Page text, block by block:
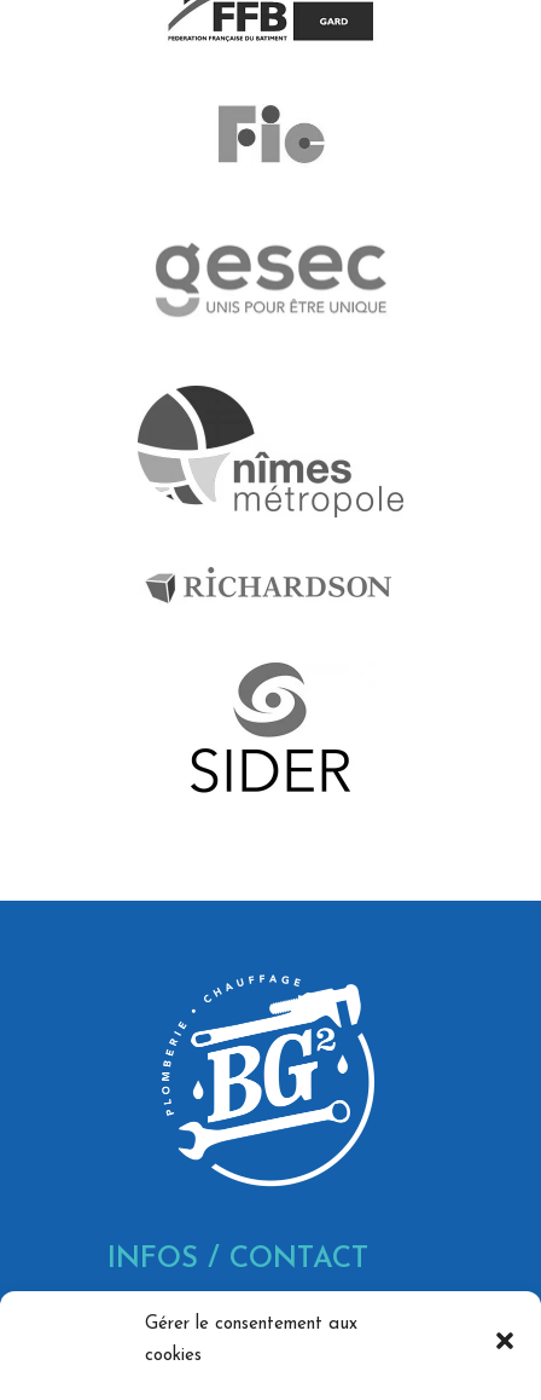
Gérer le consentement aux
cookies
INFOS / CONTACT
866 Av. Marechal Juin, 30900
Nîmes